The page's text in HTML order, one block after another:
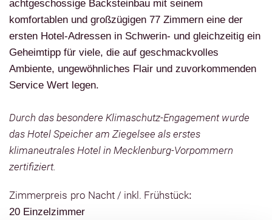
achtgeschossige Backsteinbau mit seinem
komfortablen und großzügigen 77 Zimmern eine der
ersten Hotel-Adressen in Schwerin- und gleichzeitig ein
Geheimtipp für viele, die auf geschmackvolles
Ambiente, ungewöhnliches Flair und zuvorkommenden
Service Wert legen.
Durch das besondere Klimaschutz-Engagement wurde
das Hotel Speicher am Ziegelsee als erstes
klimaneutrales Hotel in Mecklenburg-Vorpommern
zertifiziert.
Zimmerpreis pro Nacht / inkl. Frühstück:
20 Einzelzimmer